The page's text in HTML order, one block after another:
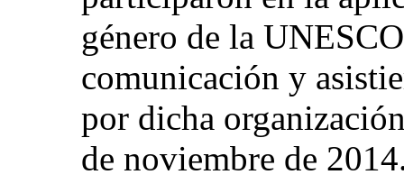
género de la
comunicación y
por dicha
de noviembre de